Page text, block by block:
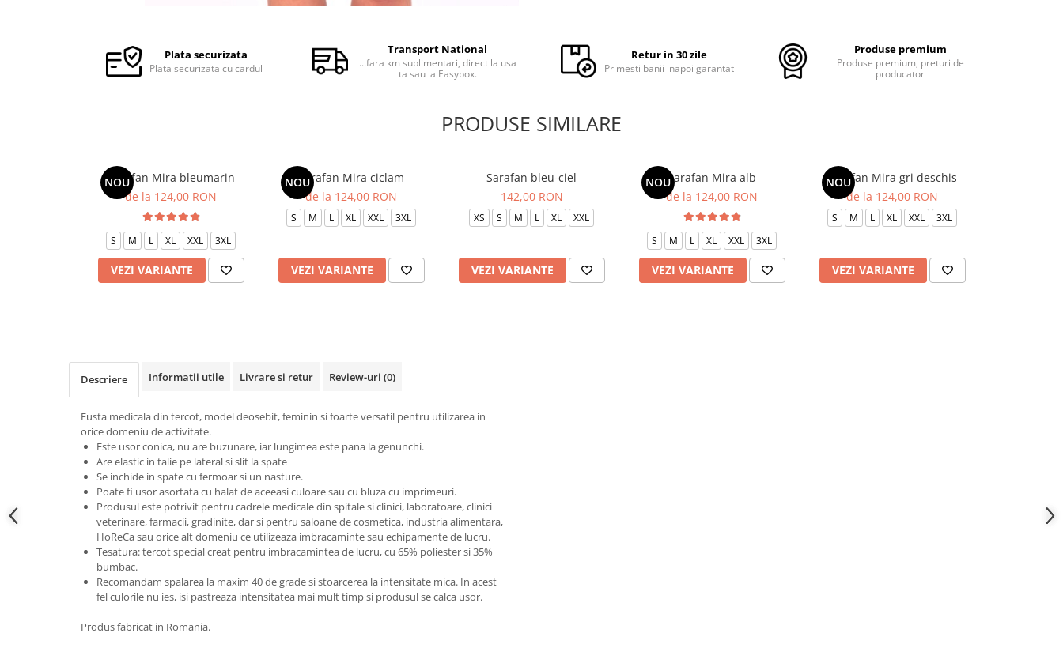
Tricouri de lucru
Facebook
Plata securizata
Plata securizata cu cardul
Transport National
...fara km suplimentari, direct la usa
ta sau la Easybox.
Retur in 30 zile
Primesti banii inapoi garantat
Produse premium
Produse premium, preturi de
producator
PRODUSE SIMILARE
NOU
Sarafan Mira bleumarin
de la 124,00 RON
S M L XL XXL 3XL
VEZI VARIANTE
NOUSarafan Mira ciclam
de la 124,00 RON
S M L XL XXL 3XL
VEZI VARIANTE
Sarafan bleu-ciel
142,00 RON
XS S M L XL XXL
VEZI VARIANTE
NOUSarafan Mira alb
de la 124,00 RON
S M L XL XXL 3XL
VEZI VARIANTE
NOU
Sarafan Mira gri deschis
de la 124,00 RON
S M L XL XXL 3XL
VEZI VARIANTE
Descriere Informatii utile Livrare si retur Review-uri (0)
Fusta medicala din tercot, model deosebit, feminin si foarte versatil pentru utilizarea in
orice domeniu de activitate.
Este usor conica, nu are buzunare, iar lungimea este pana la genunchi.
Are elastic in talie pe lateral si slit la spate
Se inchide in spate cu fermoar si un nasture.
Poate fi usor asortata cu halat de aceeasi culoare sau cu bluza cu imprimeuri.
Produsul este potrivit pentru cadrele medicale din spitale si clinici, laboratoare, clinici
veterinare, farmacii, gradinite, dar si pentru saloane de cosmetica, industria alimentara,
HoReCa sau orice alt domeniu ce utilizeaza imbracaminte sau echipamente de lucru.
Tesatura: tercot special creat pentru imbracamintea de lucru, cu 65% poliester si 35%
bumbac.
Recomandam spalarea la maxim 40 de grade si stoarcerea la intensitate mica. In acest
fel culorile nu ies, isi pastreaza intensitatea mai mult timp si produsul se calca usor.
Produs fabricat in Romania.